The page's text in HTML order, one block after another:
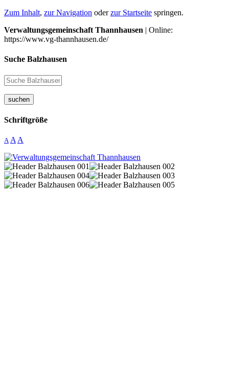
Zum Inhalt, zur Navigation oderzur Startseite springen.
Verwaltungsgemeinschaft Thannhausen | Online:
https://www.vg-thannhausen.de/
Suche Balzhausen
suchen
Schriftgröße
A A A